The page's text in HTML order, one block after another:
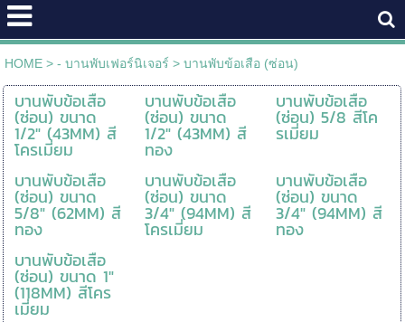
HOME> - บานพับเฟอร์นิเจอร์ > บานพับข้อเสือ (ซ่อน)
บานพับข้อเสือ
(ซ่อน) ขนาด
1/2" (43MM) สี
โครเมี่ยม
บานพับข้อเสือ
(ซ่อน) ขนาด
1/2" (43MM) สี
ทอง
บานพับข้อเสือ
(ซ่อน) 5/8 สีโค
รเมี่ยม
บานพับข้อเสือ
(ซ่อน) ขนาด
5/8" (62MM) สี
ทอง
บานพับข้อเสือ
(ซ่อน) ขนาด
3/4" (94MM) สี
โครเมี่ยม
บานพับข้อเสือ
(ซ่อน) ขนาด
3/4" (94MM) สี
ทอง
บานพับข้อเสือ
(ซ่อน) ขนาด 1"
(118MM) สีโคร
เมี่ยม